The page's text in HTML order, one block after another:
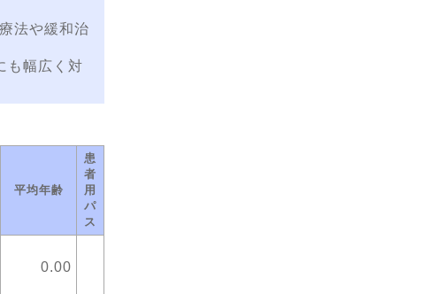
法や緩和治
も幅広く対
平均年齢
患
者
用
パ
ス
0.00